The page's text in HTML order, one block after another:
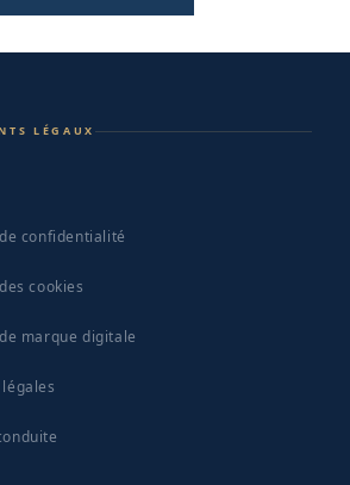
LÉGAUX
confidentialité
cookies
marque digitale